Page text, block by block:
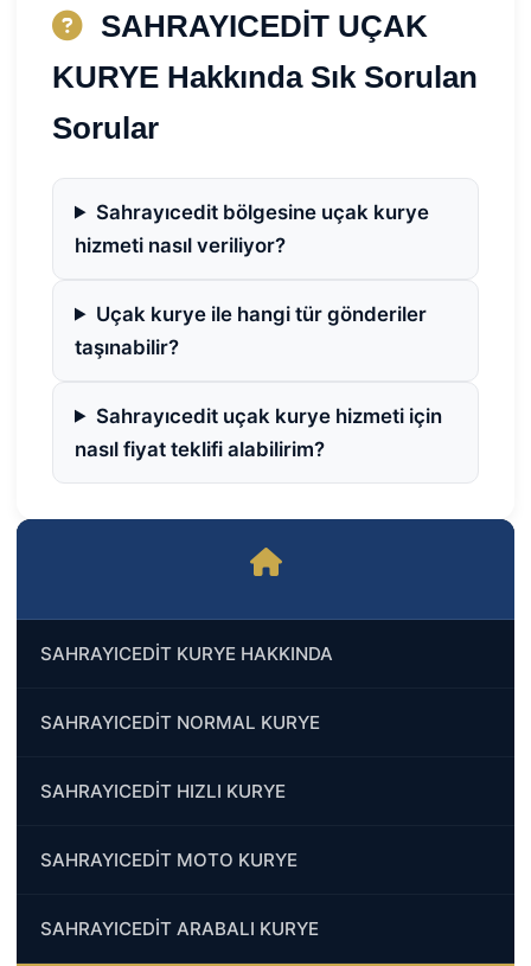
SAHRAYICEDİT KURYE HAKKINDA
SAHRAYICEDİT NORMAL KURYE
SAHRAYICEDİT HIZLI KURYE
SAHRAYICEDİT MOTO KURYE
SAHRAYICEDİT ARABALI KURYE
SAHRAYICEDİT UÇAK
KURYE Hakkında Sık Sorulan
Sorular
Sahrayıcedit bölgesine uçak kurye
hizmeti nasıl veriliyor?
Uçak kurye ile hangi tür gönderiler
taşınabilir?
Sahrayıcedit uçak kurye hizmeti için
nasıl fiyat teklifi alabilirim?